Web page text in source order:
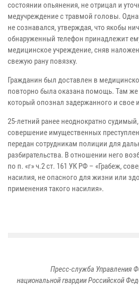
состоянии опьянения, не отрицал и
медучреждение с травмой головы.
не сознавался, утверждая, что якобы
обнаруженный телефон принадлежит
медицинское учреждение, сняв
свежую рану повязку.
Гражданин был доставлен в
повторно была оказана помощь. Там
который опознал задержанного и свое
25-летний ранее неоднократно
совершение имущественных
передан сотрудникам полиции для
разбирательства. В отношении него
по п. «г» ч.2 ст. 161 УК РФ – «Грабеж,
насилия, не опасного для жизни или
применения такого насилия».
Пресс-служба Управления
национальной гвардии Российской